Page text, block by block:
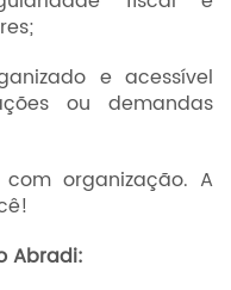
e acessível
ou demandas
organização. A
Abradi: